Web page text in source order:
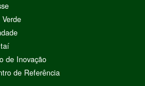
de Inovação
de Referência